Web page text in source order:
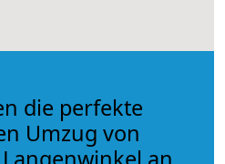
die perfekte
Umzug von